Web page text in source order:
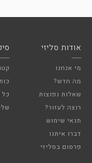
אודות סליזי
מי אנחנו
מה חדש?
שאלות נפוצות
רוצה לעזור?
תנאי שימוש
דברו איתנו
פרסום בסליזי
כל